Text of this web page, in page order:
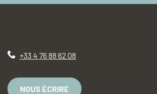
+33 4 76 88 62 08
NOUS ÉCRIRE